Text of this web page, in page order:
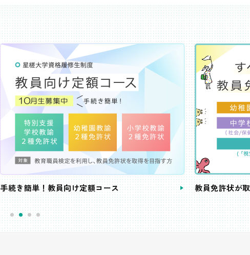
手続き簡単！教員向け定額コース 教員免許状が